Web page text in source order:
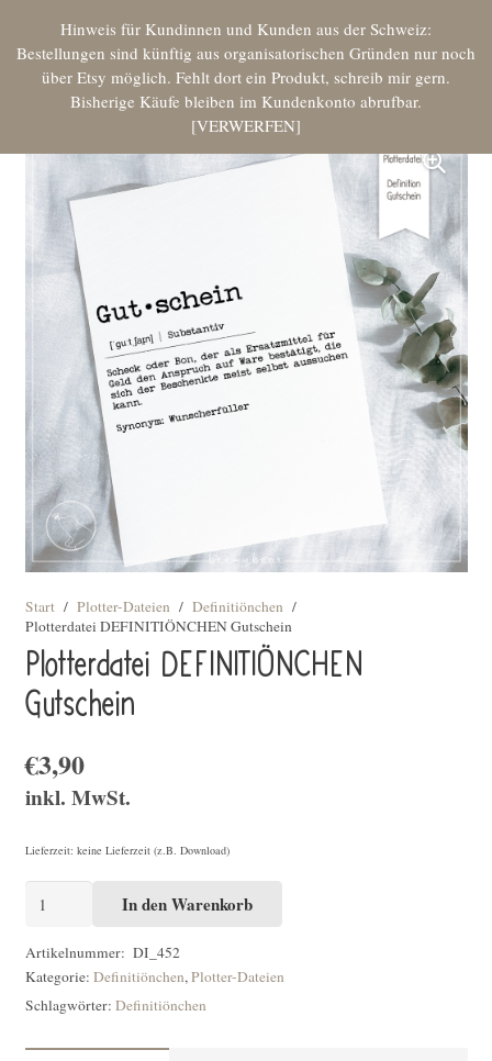
Hinweis für Kundinnen und Kunden aus der Schweiz:
Bestellungen sind künftig aus organisatorischen Gründen nur noch
über Etsy möglich. Fehlt dort ein Produkt, schreib mir gern.
Bisherige Käufe bleiben im Kundenkonto abrufbar.
VERWERFEN
Start / Plotter-Dateien / Definitiönchen /
Plotterdatei DEFINITIÖNCHEN Gutschein
Plotterdatei DEFINITIÖNCHEN
Gutschein
€3,90
inkl. MwSt.
Lieferzeit: keine Lieferzeit (z.B. Download)
Plotterdatei
Gutschein
[Digital]
Menge
In den Warenkorb
Artikelnummer: DI_452
Kategorie: Definitiönchen,Plotter-Dateien
Schlagwörter: Definitiönchen